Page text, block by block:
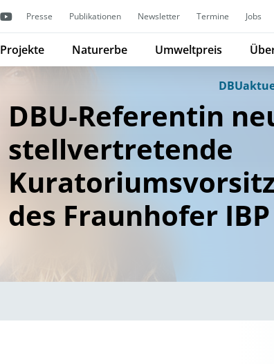
Presse Publikationen Newsletter Termine Jobs
Projekte Naturerbe Umweltpreis
DBU-Referentin
stellvertretende
des Fraunhofer IBP